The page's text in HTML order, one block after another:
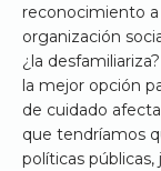
reconocimiento a
organización
¿la
la mejor opción
de cuidado
que tendríamos
políticas